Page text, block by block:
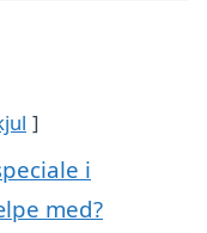
i
med?